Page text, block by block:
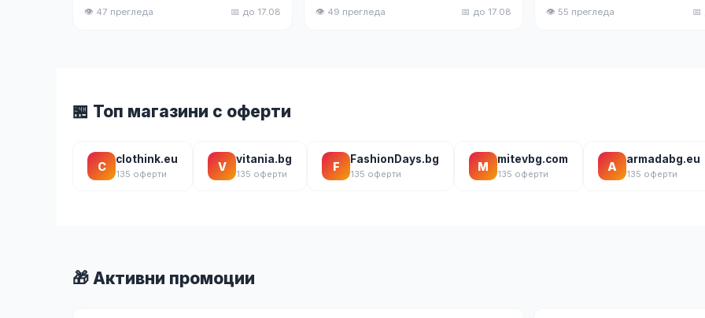
👁 47 прегледа 📅 до 17.08 👁 49 прегледа 📅 до 17.08 👁 55 прегледа 📅
🏪 Топ магазини с оферти
C
clothink.eu
135 оферти
V
vitania.bg
135 оферти
F
FashionDays.bg
135 оферти
M
mitevbg.com
135 оферти
A
armadabg.eu
135 оферти
🎁 Активни промоции